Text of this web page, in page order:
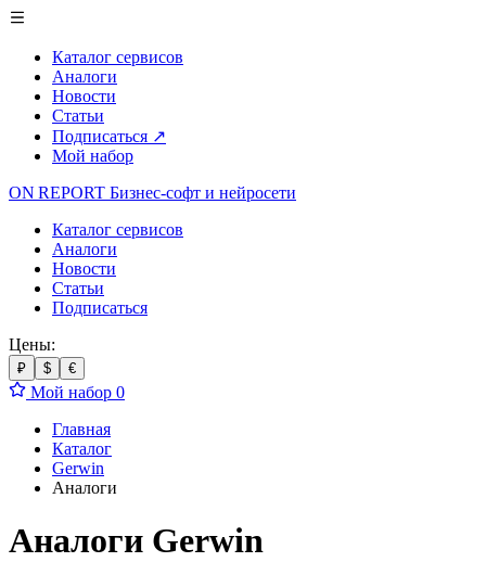
Каталог сервисов
Аналоги
Новости
Статьи
Подписаться ↗
Мой набор
ON REPORT Бизнес-софт и нейросети
Каталог сервисов
Аналоги
Новости
Статьи
Подписаться
Цены:
₽ $ €
Мой набор 0
Главная
Каталог
Gerwin
Аналоги
Аналоги Gerwin